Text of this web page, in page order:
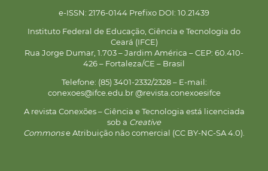
e-ISSN: 2176-0144 Prefixo DOI: 10.21439
Instituto Federal de Educação, Ciência e Tecnologia do
Ceará (IFCE)
Rua Jorge Dumar, 1.703 – Jardim América – CEP: 60.410-
426 – Fortaleza/CE – Brasil
Telefone: (85) 3401-2332/2328 – E-mail:
conexoes@ifce.edu.br @revista.conexoesifce
A revista Conexões – Ciência e Tecnologia está licenciada
sob a Creative
Commonse Atribuição não comercial (CC BY-NC-SA 4.0).